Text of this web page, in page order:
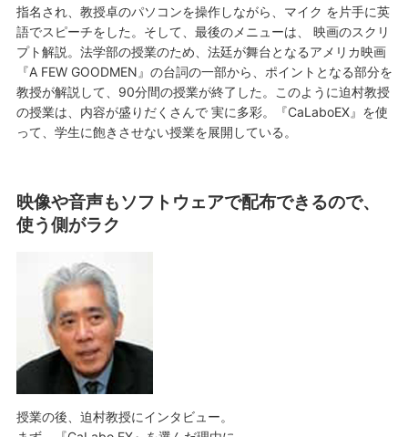
指名され、教授卓のパソコンを操作しながら、マイク を片手に英
語でスピーチをした。そして、最後のメニューは、 映画のスクリ
プト解説。法学部の授業のため、法廷が舞台となるアメリカ映画
『A FEW GOODMEN』の台詞の一部から、ポイントとなる部分を
教授が解説して、90分間の授業が終了した。このように迫村教授
の授業は、内容が盛りだくさんで 実に多彩。『CaLaboEX』を使
って、学生に飽きさせない授業を展開している。
映像や音声もソフトウェアで配布できるので、
使う側がラク
授業の後、迫村教授にインタビュー。